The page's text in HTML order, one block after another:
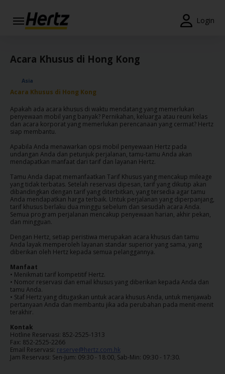
Login
Menu
Penawaran
Join /
Gold
Overview
ID/ID
Reservasi
Sewa
Mobil
Penawaran
Khusus
Lokasi
Hertz
Gold+
Panduan
Kendaraan
Acara Khusus di Hong Kong
Asia
Acara Khusus di Hong Kong
Apakah ada acara khusus di waktu mendatang yang memerlukan
penyewaan mobil yang banyak? Pernikahan, keluarga atau reuni kelas
dan acara korporat yang memerlukan perencanaan yang cermat? Hertz
siap membantu.
Apabila Anda menawarkan opsi mobil penyewaan Hertz pada
undangan Anda dan petunjuk perjalanan, tamu-tamu Anda akan
mendapatkan manfaat dari tarif dan layanan Hertz.
Tamu Anda dapat memanfaatkan Tarif Khusus yang mencakup mileage
yang tidak terbatas. Setelah reservasi dipesan, tarif yang dikutip akan
dibandingkan dengan tarif yang diterbitkan, yang tersedia agar tamu
Anda mendapatkan harga terbaik. Untuk perjalanan yang diperpanjang,
tarif khusus berlaku dua minggu sebelum dan sesudah acara Anda.
Semua program perjalanan mencakup penyewaan harian, akhir pekan,
dan mingguan.
Dengan Hertz, setiap peristiwa merupakan acara khusus dan tamu
Anda layak memperoleh layanan standar superior yang sama, yang
diberikan oleh Hertz kepada semua pelanggannya.
Manfaat
• Menikmati tarif kompetitif Hertz.
• Nomor reservasi dan email khusus yang diberikan kepada Anda dan
tamu Anda.
• Staf Hertz yang ditugaskan untuk acara khusus Anda, untuk menjawab
pertanyaan Anda dan membantu jika ada perubahan pada menit-menit
terakhir.
Kontak
Hotline Reservasi: 852-2525-1313
Fax: 852-2525-2266
Email Reservasi: reserve@hertz.com.hk
Jam Reservasi: Sen-Jum: 09:30 - 18:00, Sab-Min: 09:30 - 17:30.